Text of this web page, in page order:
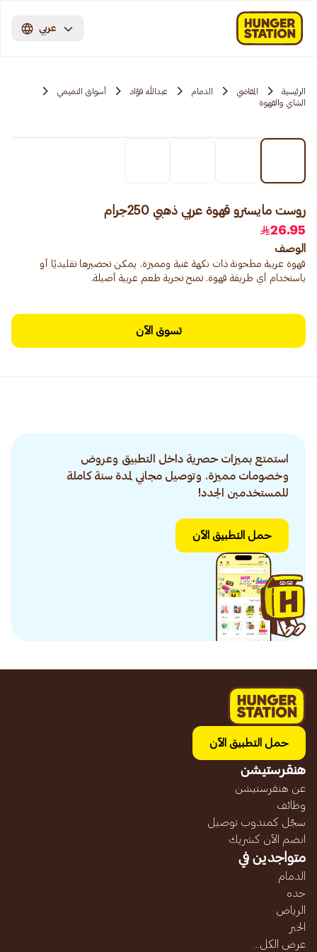
عربي
الرئيسية المقاضي الدمام عبدالله فؤاد
أسواق التميمي
الشاي والقهوة
روست مايسترو قهوة عربي ذهبي 250جرام
26.95
الوصف
قهوة عربية مطحونة ذات نكهة غنية ومميزة. يمكن تحضيرها تقليديًا أو
باستخدام أي طريقة قهوة. تمنح تجربة طعم عربية أصيلة.
تسوق الآن
استمتع بميزات حصرية داخل التطبيق وعروض
وخصومات مميزة. وتوصيل مجاني لمدة سنة كاملة
للمستخدمين الجدد!
حمل التطبيق الآن
حمل التطبيق الآن
هنقرستيشن
عن هنقرستيشن
وظائف
سجّل كمندوب توصيل
انضم الآن كشريك
متواجدين في
الدمام
جده
الرياض
الخبر
عرض الكل...